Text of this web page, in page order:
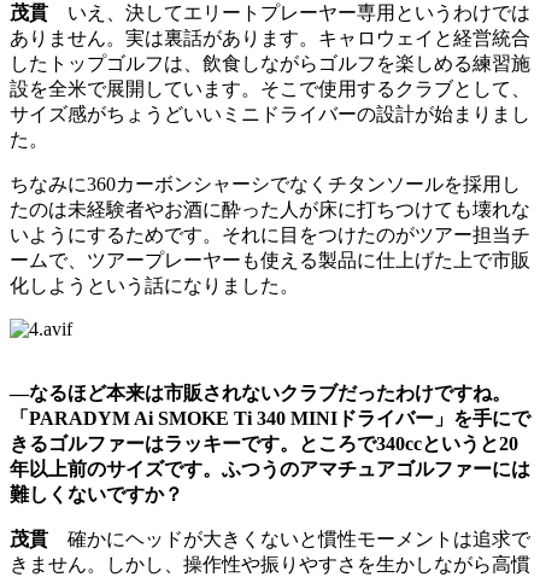
茂貫 いえ、決してエリートプレーヤー専用というわけでは
ありません。実は裏話があります。キャロウェイと経営統合
したトップゴルフは、飲食しながらゴルフを楽しめる練習施
設を全米で展開しています。そこで使用するクラブとして、
サイズ感がちょうどいいミニドライバーの設計が始まりまし
た。
ちなみに360カーボンシャーシでなくチタンソールを採用し
たのは未経験者やお酒に酔った人が床に打ちつけても壊れな
いようにするためです。それに目をつけたのがツアー担当チ
ームで、ツアープレーヤーも使える製品に仕上げた上で市販
化しようという話になりました。
―なるほど本来は市販されないクラブだったわけですね。
「PARADYM Ai SMOKE Ti 340 MINIドライバー」を手にで
きるゴルファーはラッキーです。ところで340ccというと20
年以上前のサイズです。ふつうのアマチュアゴルファーには
難しくないですか？
茂貫 確かにヘッドが大きくないと慣性モーメントは追求で
きません。しかし、操作性や振りやすさを生かしながら高慣